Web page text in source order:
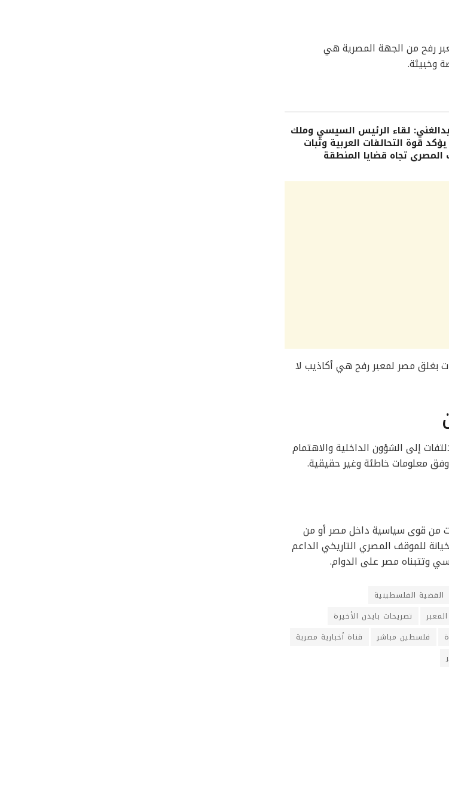
رفح من الجهة المصرية هي
وخبيثة.
لقاء الرئيس السيسي وملك
يؤكد قوة التحالفات العربية وثبات
تجاه قضايا المنطقة
بغلق مصر لمعبر رفح هي أكاذيب لا
إلى الشؤون الداخلية والاهتمام
معلومات خاطئة وغير حقيقية.
من قوى سياسية داخل مصر أو من
للموقف المصري التاريخي الداعم
وتتبناه مصر على الدوام.
القضية الفلسطينية
تصريحات بايدن الأخيرة
فلسطين مباشر
قناة أخبارية مصرية